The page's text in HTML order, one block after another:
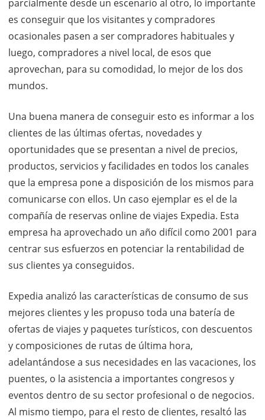
parcialmente desde un escenario al otro, lo importante
es conseguir que los visitantes y compradores
ocasionales pasen a ser compradores habituales y
luego, compradores a nivel local, de esos que
aprovechan, para su comodidad, lo mejor de los dos
mundos.
Una buena manera de conseguir esto es informar a los
clientes de las últimas ofertas, novedades y
oportunidades que se presentan a nivel de precios,
productos, servicios y facilidades en todos los canales
que la empresa pone a disposición de los mismos para
comunicarse con ellos. Un caso ejemplar es el de la
compañía de reservas online de viajes Expedia. Esta
empresa ha aprovechado un año difícil como 2001 para
centrar sus esfuerzos en potenciar la rentabilidad de
sus clientes ya conseguidos.
Expedia analizó las características de consumo de sus
mejores clientes y les propuso toda una batería de
ofertas de viajes y paquetes turísticos, con descuentos
y composiciones de rutas de última hora,
adelantándose a sus necesidades en las vacaciones, los
puentes, o la asistencia a importantes congresos y
eventos dentro de su sector profesional o de negocios.
Al mismo tiempo, para el resto de clientes, resaltó las